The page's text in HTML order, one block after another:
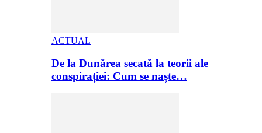
ACTUAL
De la Dunărea secată la teorii ale
conspirației: Cum se naște…